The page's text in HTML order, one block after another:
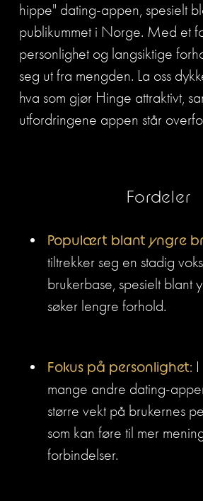
hippe" dating-appen, spesielt
publikummet i Norge. Med et
personlighet og langsiktige
seg ut fra mengden. La oss
hva som gjør Hinge attraktivt,
utfordringene appen står
Fordeler
Populært blant yngre
tiltrekker seg en stadig
brukerbase, spesielt blant
søker lengre forhold.
Fokus på personlighet:
mange andre dating-
større vekt på brukernes
som kan føre til mer
forbindelser.